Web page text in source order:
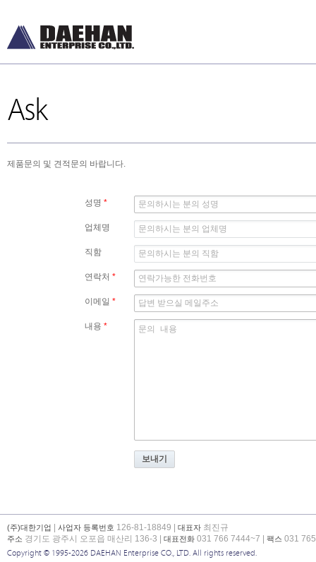
Ask
제품문의 및 견적문의 바랍니다.
성명 *
업체명
직함
연락처 *
이메일 *
내용 *
보내기
(주)대한기업 사업자 등록번호 126-81-18849 | 대표자 최진규
주소 경기도 광주시 오포읍 매산리 136-3 | 대표전화 031 766 7444~7 | 팩스 031
Copyright © 1995-2026 DAEHAN Enterprise CO., LTD. All rights reserved.